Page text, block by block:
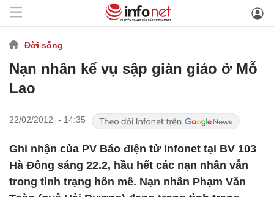
Đời sống
Nạn nhân kể vụ sập giàn giáo ở Mỗ
Lao
22/02/2012 - 14:35
Ghi nhận của PV Báo điện tử Infonet tại BV 103
Hà Đông sáng 22.2, hầu hết các nạn nhân vẫn
trong tình trạng hôn mê. Nạn nhân Phạm Văn